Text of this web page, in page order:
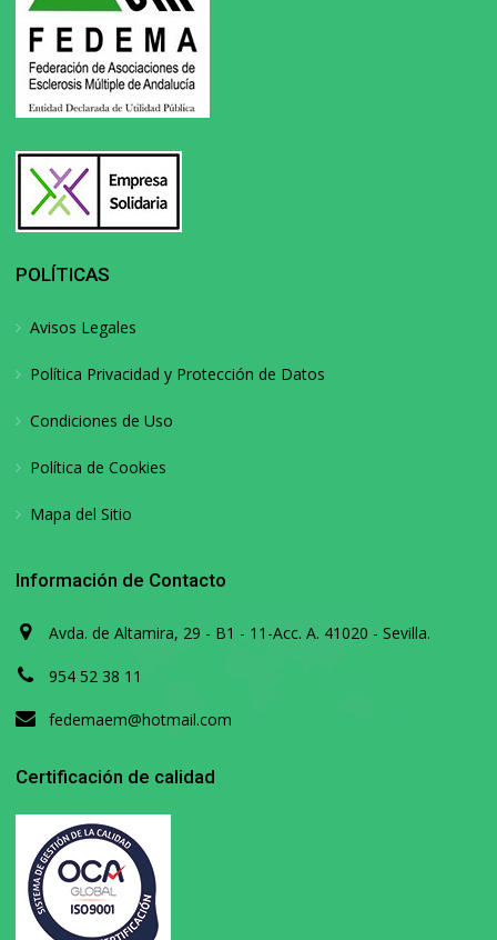
POLÍTICAS
Avisos Legales
Política Privacidad y Protección de Datos
Condiciones de Uso
Política de Cookies
Mapa del Sitio
Información de Contacto
Avda. de Altamira, 29 - B1 - 11-Acc. A. 41020 - Sevilla.
954 52 38 11
fedemaem@hotmail.com
Certificación de calidad